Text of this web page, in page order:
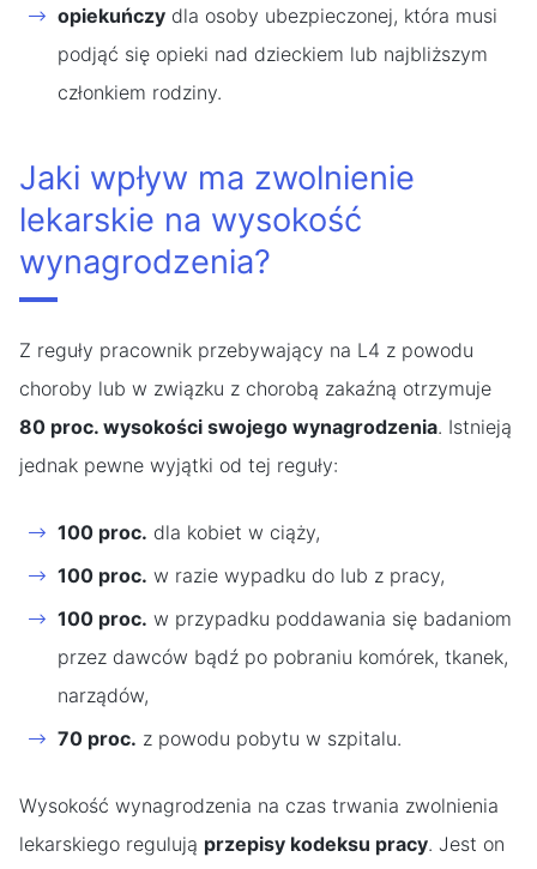
opiekuńczy dla osoby ubezpieczonej, która musi
podjąć się opieki nad dzieckiem lub najbliższym
członkiem rodziny.
Jaki wpływ ma zwolnienie
lekarskie na wysokość
wynagrodzenia?
Z reguły pracownik przebywający na L4 z powodu
choroby lub w związku z chorobą zakaźną otrzymuje
80 proc. wysokości swojego wynagrodzenia. Istnieją
jednak pewne wyjątki od tej reguły:
100 proc. dla kobiet w ciąży,
100 proc. w razie wypadku do lub z pracy,
100 proc. w przypadku poddawania się badaniom
przez dawców bądź po pobraniu komórek, tkanek,
narządów,
70 proc. z powodu pobytu w szpitalu.
Wysokość wynagrodzenia na czas trwania zwolnienia
lekarskiego regulują przepisy kodeksu pracy. Jest on